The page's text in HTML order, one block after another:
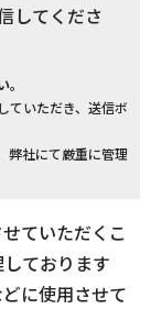
してくださ
ていただき、送信ボ
弊社にて厳重に管理
ていただくこ
ております
に使用させて